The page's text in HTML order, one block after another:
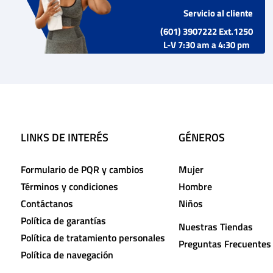
Servicio al cliente
(601) 3907222 Ext.1250
L-V 7:30 am a 4:30 pm
LINKS DE INTERÉS
Formulario de PQR y cambios
Términos y condiciones
Contáctanos
Política de garantías
Política de tratamiento personales
Política de navegación
GÉNEROS
Mujer
Hombre
Niños
Nuestras Tiendas
Preguntas Frecuentes